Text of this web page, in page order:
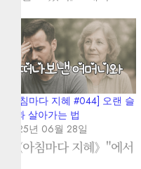
[아침마다 지혜 #044] 오랜 슬
픔과 살아가는 법
2025년 06월 28일
"《아침마다 지혜》"에서